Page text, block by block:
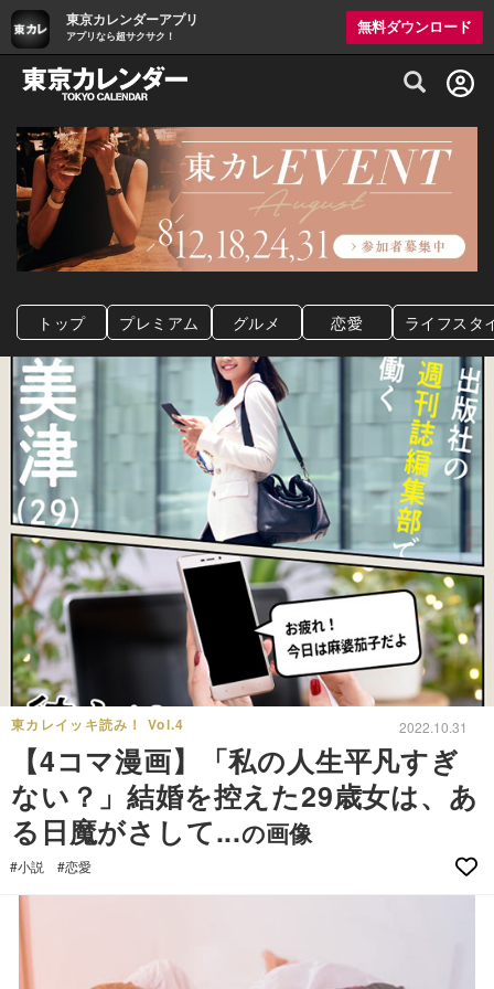
東京カレンダーアプリ
アプリなら超サクサク！
無料ダウンロード
グルメ情報・プレミアムレストラン予約
トップ プレミアム グルメ 恋愛 ライフスタ
東カレイッキ読み！ Vol.4 2022.10.31
【4コマ漫画】「私の人生平凡すぎ
ない？」結婚を控えた29歳女は、あ
る日魔がさして...の画像
#小説 #恋愛